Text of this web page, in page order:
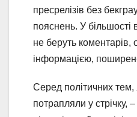
пресрелізів без
пояснень. У більшості
не беруть
інформацією,
Серед політичних тем,
потрапляли у стрічку, –